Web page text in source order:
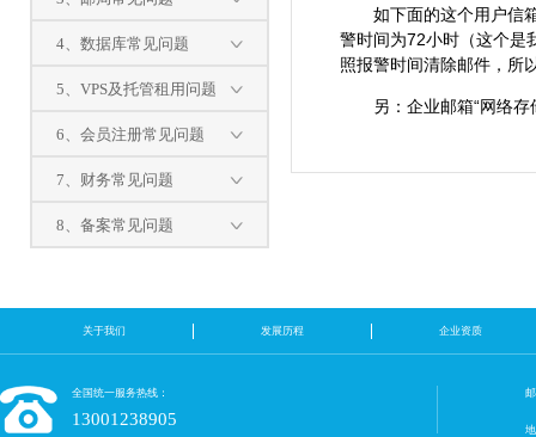
4、数据库常见问题
5、VPS及托管租用问题
6、会员注册常见问题
7、财务常见问题
8、备案常见问题
如下面的这个用户信
警时间为72小时（这个是
照报警时间清除邮件，所
另：企业邮箱“网络
关于我们 发展历程 企业资质
全国统一服务热线：
13001238905